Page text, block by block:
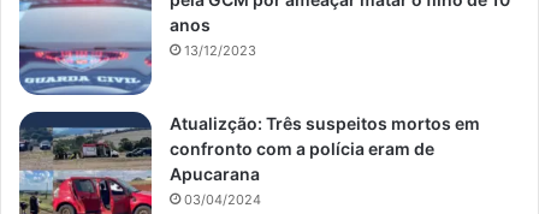
anos
13/12/2023
Atualizção: Três suspeitos mortos em
confronto com a polícia eram de
Apucarana
03/04/2024